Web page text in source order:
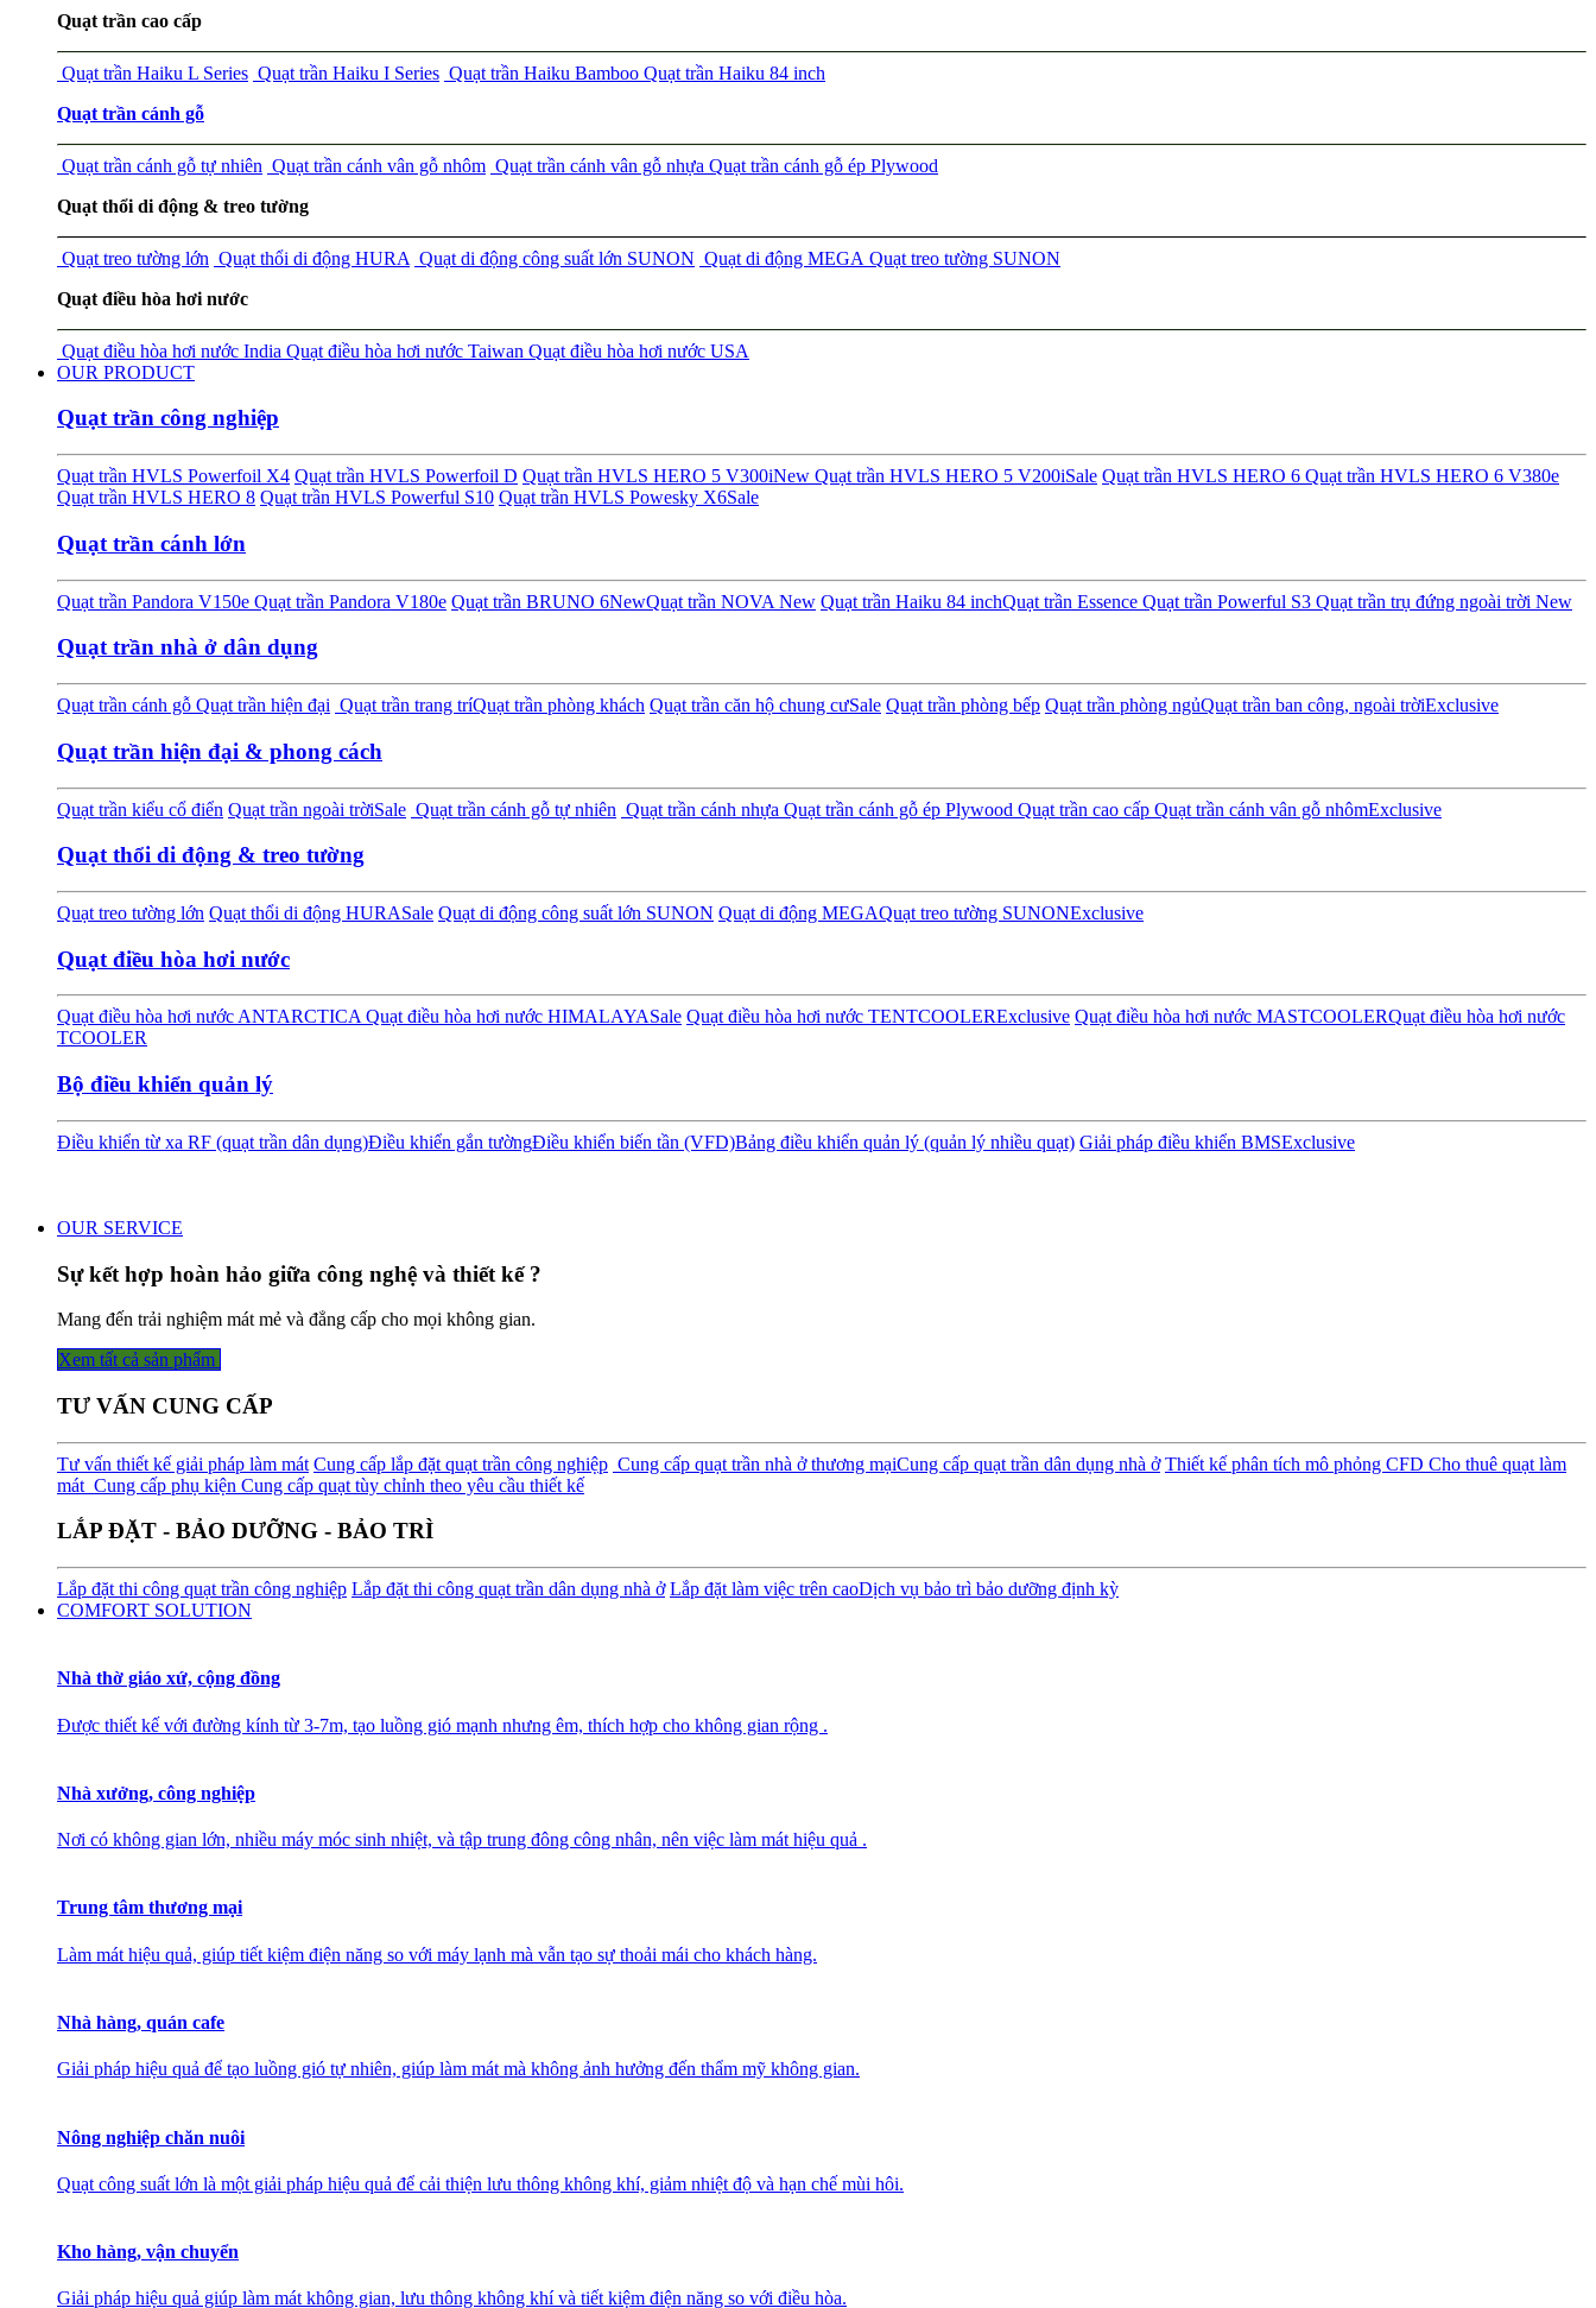
Quạt trần cao cấp
Quạt trần Haiku L Series Quạt trần Haiku I Series Quạt trần Haiku Bamboo Quạt trần Haiku 84 inch
Quạt trần cánh gỗ
Quạt trần cánh gỗ tự nhiên Quạt trần cánh vân gỗ nhôm Quạt trần cánh vân gỗ nhựa Quạt trần cánh gỗ ép Plywood
Quạt thổi di động & treo tường
Quạt treo tường lớn Quạt thổi di động HURA Quạt di động công suất lớn SUNON Quạt di động MEGA Quạt treo tường SUNON
Quạt điều hòa hơi nước
Quạt điều hòa hơi nước India Quạt điều hòa hơi nước Taiwan Quạt điều hòa hơi nước USA
OUR PRODUCT
Quạt trần công nghiệp
Quạt trần HVLS Powerfoil X4 Quạt trần HVLS Powerfoil D Quạt trần HVLS HERO 5 V300iNew Quạt trần HVLS HERO 5 V200iSale Quạt trần HVLS HERO 6 Quạt trần HVLS HERO 6 V380e
Quạt trần HVLS HERO 8 Quạt trần HVLS Powerful S10 Quạt trần HVLS Powesky X6Sale
Quạt trần cánh lớn
Quạt trần Pandora V150e Quạt trần Pandora V180e Quạt trần BRUNO 6NewQuạt trần NOVA New Quạt trần Haiku 84 inchQuạt trần Essence Quạt trần Powerful S3 Quạt trần trụ đứng ngoài trời New
Quạt trần nhà ở dân dụng
Quạt trần cánh gỗ Quạt trần hiện đại Quạt trần trang tríQuạt trần phòng khách Quạt trần căn hộ chung cưSale Quạt trần phòng bếp Quạt trần phòng ngủQuạt trần ban công, ngoài trờiExclusive
Quạt trần hiện đại & phong cách
Quạt trần kiểu cổ điển Quạt trần ngoài trờiSale Quạt trần cánh gỗ tự nhiên Quạt trần cánh nhựa Quạt trần cánh gỗ ép Plywood Quạt trần cao cấp Quạt trần cánh vân gỗ nhômExclusive
Quạt thổi di động & treo tường
Quạt treo tường lớn Quạt thổi di động HURASale Quạt di động công suất lớn SUNON Quạt di động MEGAQuạt treo tường SUNONExclusive
Quạt điều hòa hơi nước
Quạt điều hòa hơi nước ANTARCTICA Quạt điều hòa hơi nước HIMALAYASale Quạt điều hòa hơi nước TENTCOOLERExclusive Quạt điều hòa hơi nước MASTCOOLERQuạt điều hòa hơi nước
TCOOLER
Bộ điều khiển quản lý
Điều khiển từ xa RF (quạt trần dân dụng)Điều khiển gắn tườngĐiều khiển biến tần (VFD)Bảng điều khiển quản lý (quản lý nhiều quạt) Giải pháp điều khiển BMSExclusive
OUR SERVICE
Sự kết hợp hoàn hảo giữa công nghệ và thiết kế ?
Mang đến trải nghiệm mát mẻ và đẳng cấp cho mọi không gian.
Xem tất cả sản phẩm
TƯ VẤN CUNG CẤP
Tư vấn thiết kế giải pháp làm mát Cung cấp lắp đặt quạt trần công nghiệp Cung cấp quạt trần nhà ở thương mạiCung cấp quạt trần dân dụng nhà ở Thiết kế phân tích mô phỏng CFD Cho thuê quạt làm
mát Cung cấp phụ kiện Cung cấp quạt tùy chỉnh theo yêu cầu thiết kế
LẮP ĐẶT - BẢO DƯỠNG - BẢO TRÌ
Lắp đặt thi công quạt trần công nghiệp Lắp đặt thi công quạt trần dân dụng nhà ở Lắp đặt làm việc trên caoDịch vụ bảo trì bảo dưỡng định kỳ
COMFORT SOLUTION
Nhà thờ giáo xứ, cộng đồng
Được thiết kế với đường kính từ 3-7m, tạo luồng gió mạnh nhưng êm, thích hợp cho không gian rộng .
Nhà xưởng, công nghiệp
Nơi có không gian lớn, nhiều máy móc sinh nhiệt, và tập trung đông công nhân, nên việc làm mát hiệu quả .
Trung tâm thương mại
Làm mát hiệu quả, giúp tiết kiệm điện năng so với máy lạnh mà vẫn tạo sự thoải mái cho khách hàng.
Nhà hàng, quán cafe
Giải pháp hiệu quả để tạo luồng gió tự nhiên, giúp làm mát mà không ảnh hưởng đến thẩm mỹ không gian.
Nông nghiệp chăn nuôi
Quạt công suất lớn là một giải pháp hiệu quả để cải thiện lưu thông không khí, giảm nhiệt độ và hạn chế mùi hôi.
Kho hàng, vận chuyển
Giải pháp hiệu quả giúp làm mát không gian, lưu thông không khí và tiết kiệm điện năng so với điều hòa.